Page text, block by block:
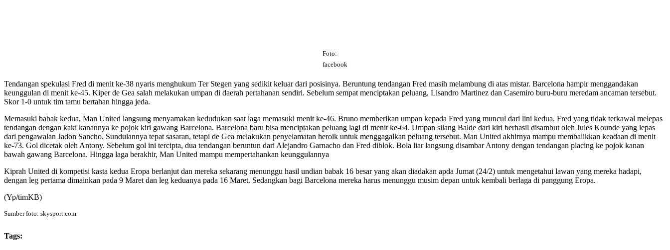
Foto:
facebook
Tendangan spekulasi Fred di menit ke-38 nyaris menghukum Ter Stegen yang sedikit keluar dari posisinya. Beruntung tendangan Fred masih melambung di atas mistar. Barcelona hampir menggandakan
keunggulan di menit ke-45. Kiper de Gea salah melakukan umpan di daerah pertahanan sendiri. Sebelum sempat menciptakan peluang, Lisandro Martinez dan Casemiro buru-buru meredam ancaman tersebut.
Skor 1-0 untuk tim tamu bertahan hingga jeda.
Memasuki babak kedua, Man United langsung menyamakan kedudukan saat laga memasuki menit ke-46. Bruno memberikan umpan kepada Fred yang muncul dari lini kedua. Fred yang tidak terkawal melepas
tendangan dengan kaki kanannya ke pojok kiri gawang Barcelona. Barcelona baru bisa menciptakan peluang lagi di menit ke-64. Umpan silang Balde dari kiri berhasil disambut oleh Jules Kounde yang lepas
dari pengawalan Jadon Sancho. Sundulannya tepat sasaran, tetapi de Gea melakukan penyelamatan heroik untuk menggagalkan peluang tersebut. Man United akhirnya mampu membalikkan keadaan di menit
ke-73. Gol dicetak oleh Antony. Sebelum gol ini tercipta, dua tendangan beruntun dari Alejandro Garnacho dan Fred diblok. Bola liar langsung disambar Antony dengan tendangan placing ke pojok kanan
bawah gawang Barcelona. Hingga laga berakhir, Man United mampu mempertahankan keunggulannya
Kiprah United di kompetisi kasta kedua Eropa berlanjut dan mereka sekarang menunggu hasil undian babak 16 besar yang akan diadakan apda Jumat (24/2) untuk mengetahui lawan yang mereka hadapi,
dengan leg pertama dimainkan pada 9 Maret dan leg keduanya pada 16 Maret. Sedangkan bagi Barcelona mereka harus menunggu musim depan untuk kembali berlaga di panggung Eropa.
(Yp/timKB)
Sumber foto: skysport.com
Tags: